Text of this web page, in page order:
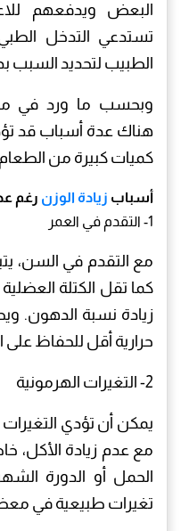
البعض ويدفعهم
تستدعي التدخل
الطبيب لتحديد السبب
هناك عدة أسباب قد
كميات كبيرة من
أسباب زيادة الوزن رغم
1- التقدم في العمر
مع التقدم في السن،
كما تقل الكتلة
زيادة نسبة الدهون.
حرارية أقل للحفاظ على
2- التغيرات الهرمونية
يمكن أن تؤدي التغيرات
مع عدم زيادة الأكل،
الحمل أو الدورة
تغيرات طبيعية في